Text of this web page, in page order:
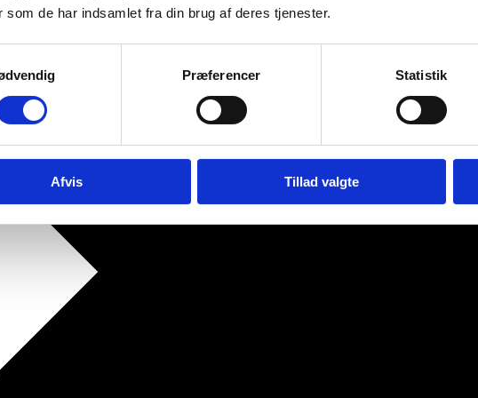
som de har indsamlet fra din brug af deres tjenester.
Præferencer Statistik
Afvis Tillad valgte